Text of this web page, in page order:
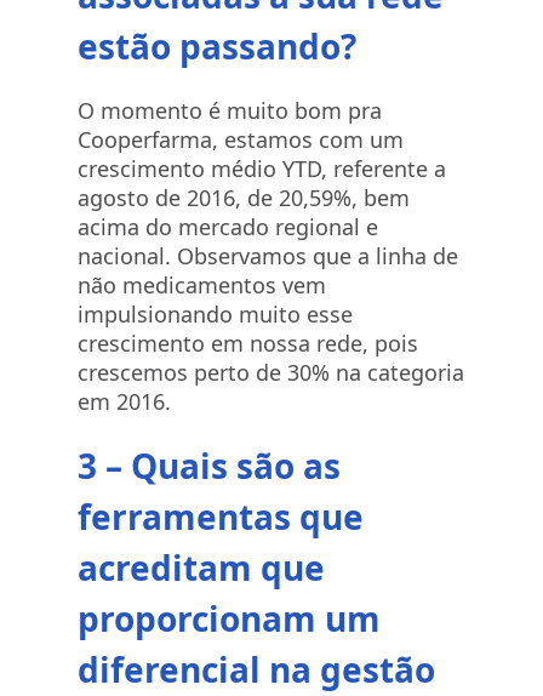
estão passando?
O momento é muito bom pra
Cooperfarma, estamos com um
crescimento médio YTD, referente a
agosto de 2016, de 20,59%, bem
acima do mercado regional e
nacional. Observamos que a linha de
não medicamentos vem
impulsionando muito esse
crescimento em nossa rede, pois
crescemos perto de 30% na categoria
em 2016.
3 – Quais são as
ferramentas que
acreditam que
proporcionam um
diferencial na gestão